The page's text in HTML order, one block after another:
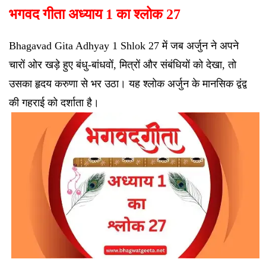
भगवद गीता अध्याय 1 का श्लोक 27
Bhagavad Gita Adhyay 1 Shlok 27 में जब अर्जुन ने अपने
चारों ओर खड़े हुए बंधु-बांधवों, मित्रों और संबंधियों को देखा, तो
उसका हृदय करुणा से भर उठा। यह श्लोक अर्जुन के मानसिक द्वंद्व
की गहराई को दर्शाता है।